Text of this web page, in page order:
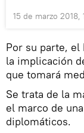
15 de marzo 2018,
Por su parte,
la implicación
que tomará
Se trata de la
el marco de
diplomáticos.